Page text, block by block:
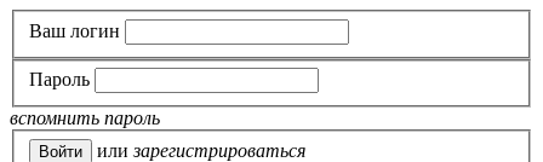
Ваш логин
Пароль
вспомнить пароль
или зарегистрироваться